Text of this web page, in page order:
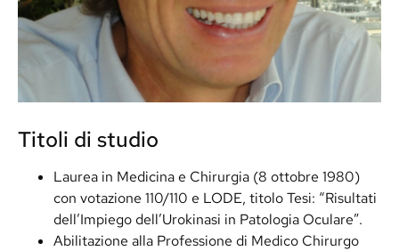
Titoli di studio
Laurea in Medicina e Chirurgia (8 ottobre 1980)
con votazione 110/110 e LODE, titolo Tesi: “Risultati
dell’Impiego dell’Urokinasi in Patologia Oculare”.
Abilitazione alla Professione di Medico Chirurgo